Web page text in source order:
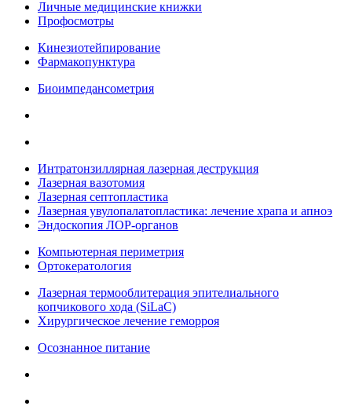
Личные медицинские книжки
Профосмотры
Кинезиотейпирование
Фармакопунктура
Биоимпедансометрия
Интратонзиллярная лазерная деструкция
Лазерная вазотомия
Лазерная септопластика
Лазерная увулопалатопластика: лечение храпа и апноэ
Эндоскопия ЛОР-органов
Компьютерная периметрия
Ортокератология
Лазерная термооблитерация эпителиального
копчикового хода (SiLaC)
Хирургическое лечение геморроя
Осознанное питание